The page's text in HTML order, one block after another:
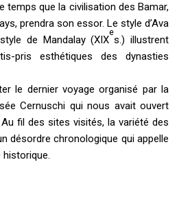
temps que la civilisation des Bamar,
prendra son essor. Le style d’Ava
de Mandalay (XIX
e
s.) illustrent
pris esthétiques des dynasties
le dernier voyage organisé par la
Cernuschi qui nous avait ouvert
fil des sites visités, la variété des
désordre chronologique qui appelle